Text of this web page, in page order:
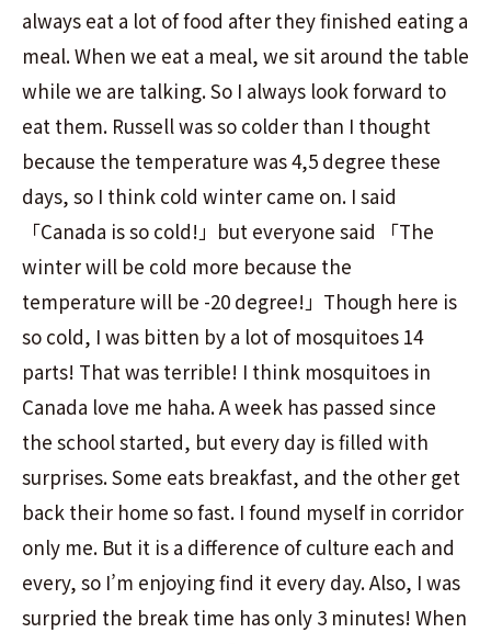
always eat a lot of food after they finished eating a
meal. When we eat a meal, we sit around the table
while we are talking. So I always look forward to
eat them. Russell was so colder than I thought
because the temperature was 4,5 degree these
days, so I think cold winter came on. I said
「Canada is so cold!」but everyone said 「The
winter will be cold more because the
temperature will be -20 degree!」Though here is
so cold, I was bitten by a lot of mosquitoes 14
parts! That was terrible! I think mosquitoes in
Canada love me haha. A week has passed since
the school started, but every day is filled with
surprises. Some eats breakfast, and the other get
back their home so fast. I found myself in corridor
only me. But it is a difference of culture each and
every, so I’m enjoying find it every day. Also, I was
surpried the break time has only 3 minutes! When